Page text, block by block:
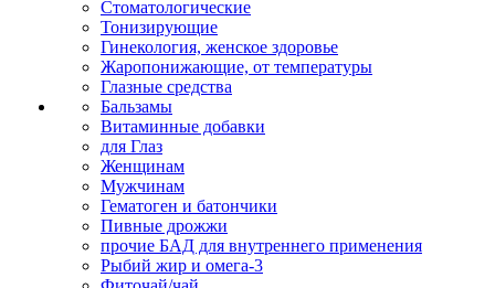
Стоматологические
Тонизирующие
Гинекология, женское здоровье
Жаропонижающие, от температуры
Глазные средства
Бальзамы
Витаминные добавки
для Глаз
Женщинам
Мужчинам
Гематоген и батончики
Пивные дрожжи
прочие БАД для внутреннего применения
Рыбий жир и омега-3